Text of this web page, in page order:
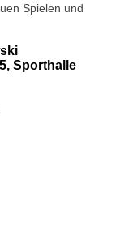
Spielen und
Sporthalle